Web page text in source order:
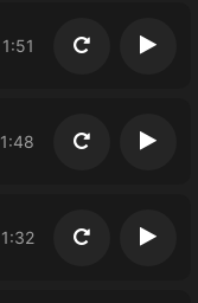
1:51 Повторить
1:48 Повторить
1:32 Повторить